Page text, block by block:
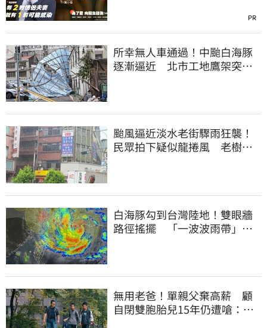
PR
所幸無人車通過！中颱白海豚
逐漸逼近 北市工地鷹架突倒
颱風逼近淡水老街驟雨狂襲！
民眾拍下疑似龍捲風 老樹遭
白海豚勾到台灣陸地！雙眼牆
路徑搖擺 「一波波雨帶」開
無用老爸！單親父棄高薪 顧
自閉雙胞胎兒15年仍遭嗆：怎